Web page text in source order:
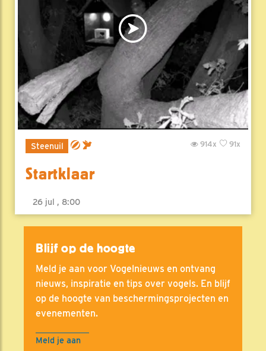
Steenuil 91x
914x
Startklaar
26 jul , 8:00
Blijf op de hoogte
Meld je aan voor Vogelnieuws en ontvang
nieuws, inspiratie en tips over vogels. En blijf
op de hoogte van beschermingsprojecten en
evenementen.
Meld je aan